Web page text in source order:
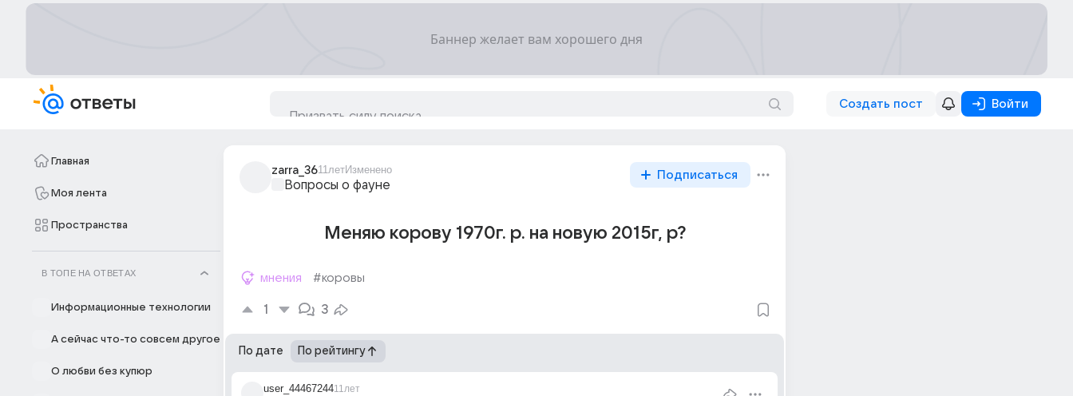
Создать пост Войти
Главная
Моя лента
Пространства
В ТОПЕ НА ОТВЕТАХ
Информационные технологии
А сейчас что-то совсем другое
О любви без купюр
zarra_3611летИзменено
Вопросы о фауне
Подписаться
Меняю корову 1970г. р. на новую 2015г, р?
мнения #коровы
1 3
По дате По рейтингу
user_4446724411лет